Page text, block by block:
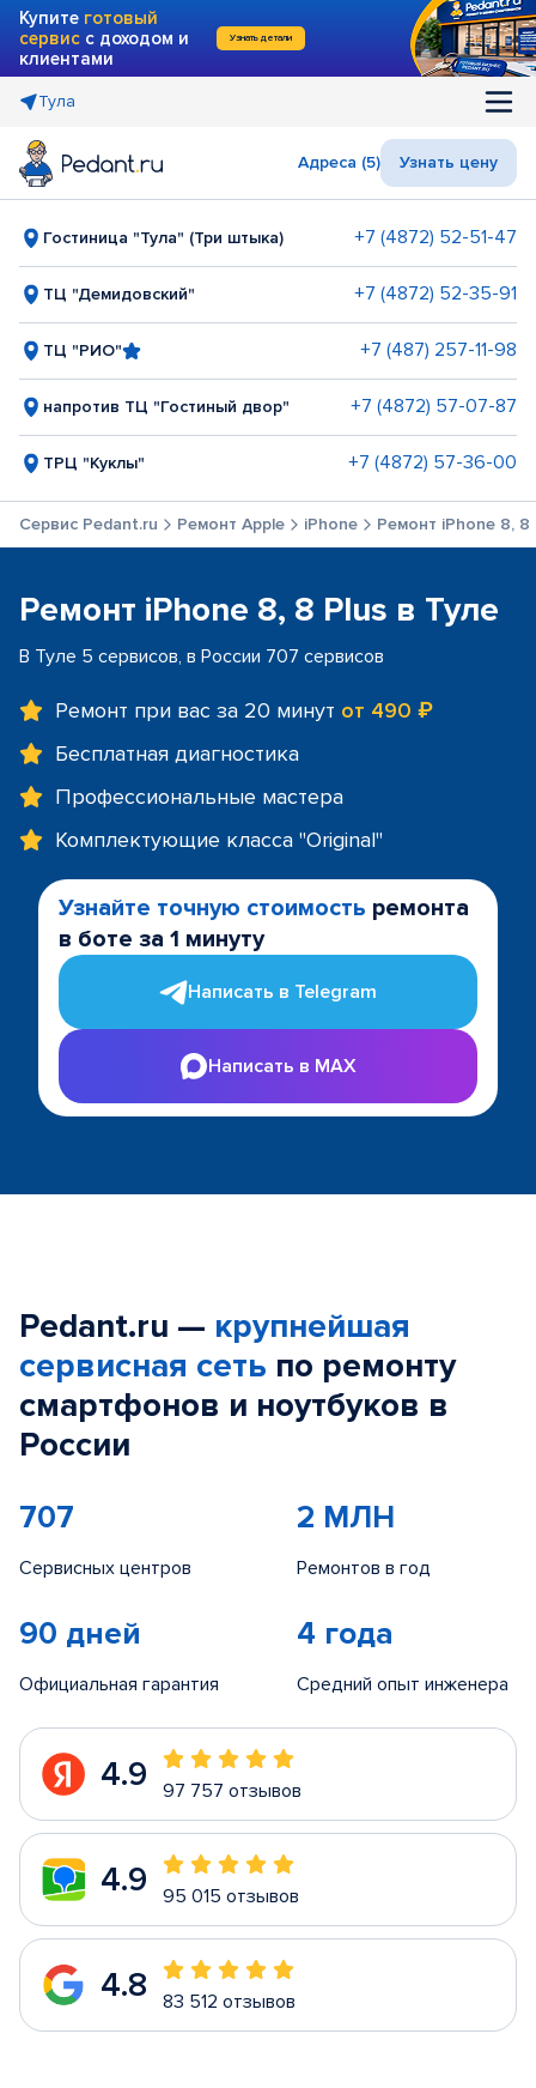
Купите готовый
сервис с доходом и
клиентами
Узнать детали
Тула
Адреса (5) Узнать цену
Гостиница "Тула" (Три штыка) +7 (4872) 52-51-47
ТЦ "Демидовский" +7 (4872) 52-35-91
ТЦ "РИО" +7 (487) 257-11-98
напротив ТЦ "Гостиный двор" +7 (4872) 57-07-87
ТРЦ "Куклы" +7 (4872) 57-36-00
Сервис Pedant.ru Ремонт Apple iPhone Ремонт iPhone 8, 8
Ремонт iPhone 8, 8 Plus в Туле
В Туле 5 сервисов, в России 707 сервисов
Ремонт при вас за 20 минут от 490 ₽
Бесплатная диагностика
Профессиональные мастера
Комплектующие класса "Original"
Узнайте точную стоимость ремонта
в боте за 1 минуту
Написать в Telegram
Написать в MAX
Pedant.ru — крупнейшая
сервисная сеть по ремонту
смартфонов и ноутбуков в
России
707
Сервисных центров
2 МЛН
Ремонтов в год
90 дней
Официальная гарантия
4 года
Средний опыт инженера
4.9 97 757 отзывов
4.9 95 015 отзывов
4.8 83 512 отзывов